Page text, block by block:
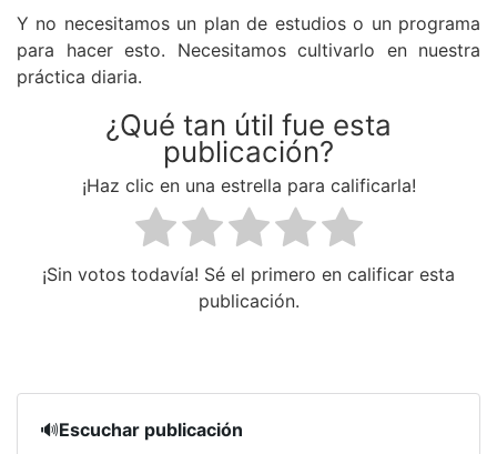
Y no necesitamos un plan de estudios o un programa
para hacer esto. Necesitamos cultivarlo en nuestra
práctica diaria.
¿Qué tan útil fue esta
publicación?
¡Haz clic en una estrella para calificarla!
¡Sin votos todavía! Sé el primero en calificar esta
publicación.
🔊Escuchar publicación